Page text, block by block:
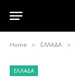
Home » ΕΛΛΑΔΑ »
ΕΛΛΑΔΑ